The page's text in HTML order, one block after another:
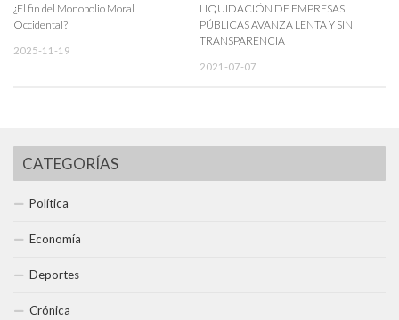
¿El fin del Monopolio Moral
Occidental?
2025-11-19
LIQUIDACIÓN DE EMPRESAS
PÚBLICAS AVANZA LENTA Y SIN
TRANSPARENCIA
2021-07-07
CATEGORÍAS
Política
Economía
Deportes
Crónica